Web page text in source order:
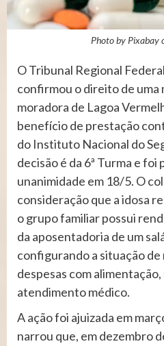
Photo by Pixabay
O Tribunal Regional
confirmou o direito de uma
moradora de Lagoa
benefício de prestação
do Instituto Nacional do
decisão é da 6ª Turma e
unanimidade em 18/5. O
consideração que a idosa
o grupo familiar possui
da aposentadoria de um
configurando a situação de
despesas com
atendimento médico.
A ação foi ajuizada em
narrou que, em dezembro